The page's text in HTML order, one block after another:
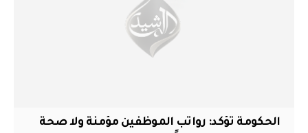
الحكومة تؤكد: رواتب الموظفين مؤمنة ولا صحة